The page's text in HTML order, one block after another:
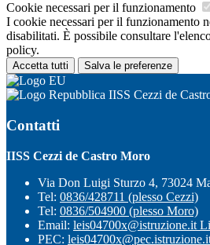
Cookie necessari per il funzionamento
I cookie necessari per il funzionamento
disabilitati. È possibile consultare
policy.
Accetta tutti Salva le preferenze
IISS Cezzi de
Contatti
IISS Cezzi de Castro Moro
Via Don Luigi Sturzo 4, 73024
Tel: 0836/428711 (plesso Cezzi)
Tel: 0836/504900 (plesso Moro)
Email: leis04700x@istruzione.it
PEC: